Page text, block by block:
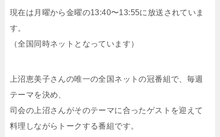
現在は月曜から金曜の13:40〜13:55に放送されていま
す。
（全国同時ネットとなっています）
上沼恵美子さんの唯一の全国ネットの冠番組で、毎週
テーマを決め、
司会の上沼さんがそのテーマに合ったゲストを迎えて
料理しながらトークする番組です。